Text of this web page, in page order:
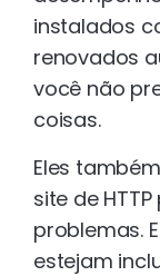
instalados
renovados
você não
coisas.
Eles
site de
problemas.
estejam